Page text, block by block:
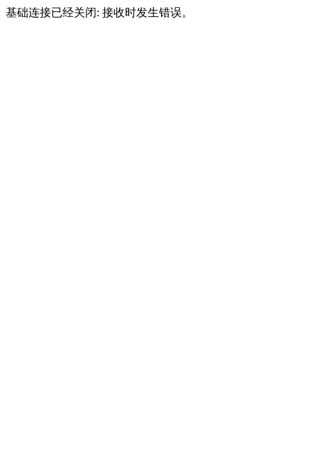
基础连接已经关闭: 接收时发生错误。